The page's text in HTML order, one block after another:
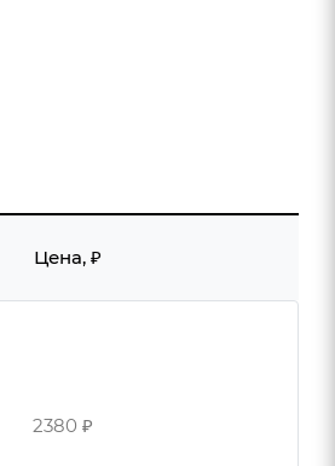
Цена, ₽
2380 ₽